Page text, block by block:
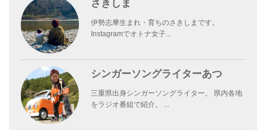
さきしま
伊勢志摩生まれ・育ちのさきしまです。
Instagramでオトナ女子...
シンガーソングライターあつ
三重県出身シンガーソングライター。 県内各地
をラジオ番組で紹介。 ...